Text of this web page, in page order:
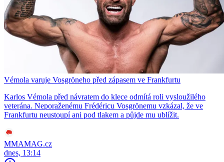
Vémola varuje Vosgröneho před zápasem ve Frankfurtu
Karlos Vémola před návratem do klece odmítá roli vysloužilého
veterána. Neporaženému Frédéricu Vosgrönemu vzkázal, že ve
Frankfurtu neustoupí ani pod tlakem a půjde mu ublížit.
MMAMAG.cz
dnes, 13:14